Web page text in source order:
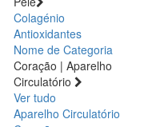
Colagénio
Antioxidantes
Nome de Categoria
Coração | Aparelho
Circulatório
Ver tudo
Aparelho Circulatório